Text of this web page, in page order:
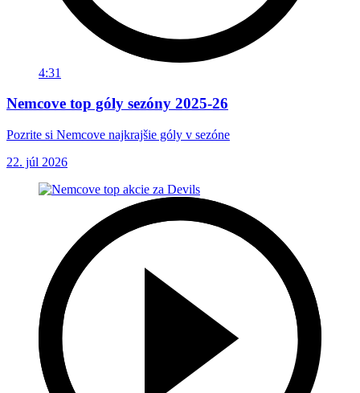
4:31
Nemcove top góly sezóny 2025-26
Pozrite si Nemcove najkrajšie góly v sezóne
22. júl 2026